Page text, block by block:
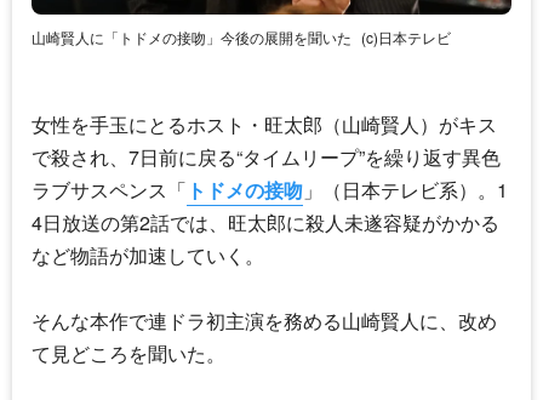
山崎賢人に「トドメの接吻」今後の展開を聞いた (c)日本テレビ
女性を手玉にとるホスト・旺太郎（山崎賢人）がキス
で殺され、7日前に戻る“タイムリープ”を繰り返す異色
ラブサスペンス「 トドメの接吻 」（日本テレビ系）。1
4日放送の第2話では、旺太郎に殺人未遂容疑がかかる
など物語が加速していく。
そんな本作で連ドラ初主演を務める山崎賢人に、改め
て見どころを聞いた。